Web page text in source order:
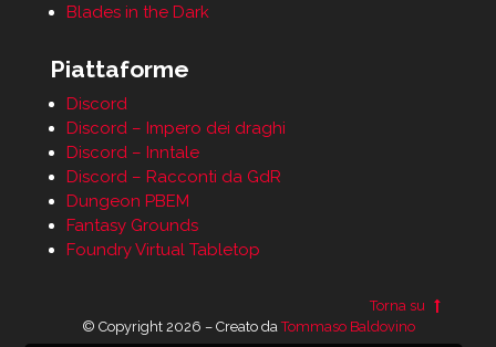
Blades in the Dark
Piattaforme
Discord
Discord – Impero dei draghi
Discord – Inntale
Discord – Racconti da GdR
Dungeon PBEM
Fantasy Grounds
Foundry Virtual Tabletop
Torna su
© Copyright 2026 – Creato daTommaso Baldovino